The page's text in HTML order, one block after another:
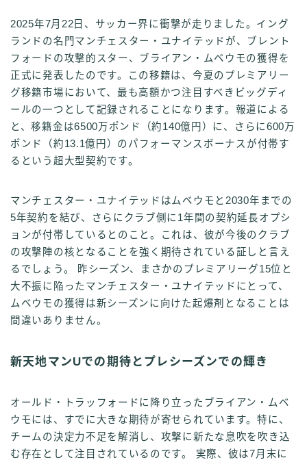
2025年7月22日、サッカー界に衝撃が走りました。イング
ランドの名門マンチェスター・ユナイテッドが、ブレント
フォードの攻撃的スター、ブライアン・ムベウモの獲得を
正式に発表したのです。この移籍は、今夏のプレミアリー
グ移籍市場において、最も高額かつ注目すべきビッグディ
ールの一つとして記録されることになります。報道による
と、移籍金は6500万ポンド（約140億円）に、さらに600万
ポンド（約13.1億円）のパフォーマンスボーナスが付帯す
るという超大型契約です。
マンチェスター・ユナイテッドはムベウモと2030年までの
5年契約を結び、さらにクラブ側に1年間の契約延長オプシ
ョンが付帯しているとのこと。これは、彼が今後のクラブ
の攻撃陣の核となることを強く期待されている証しと言え
るでしょう。 昨シーズン、まさかのプレミアリーグ15位と
大不振に陥ったマンチェスター・ユナイテッドにとって、
ムベウモの獲得は新シーズンに向けた起爆剤となることは
間違いありません。
新天地マンUでの期待とプレシーズンでの輝き
オールド・トラッフォードに降り立ったブライアン・ムベ
ウモには、すでに大きな期待が寄せられています。特に、
チームの決定力不足を解消し、攻撃に新たな息吹を吹き込
む存在として注目されているのです。 実際、彼は7月末に